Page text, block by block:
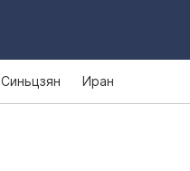
Синьцзян Иран